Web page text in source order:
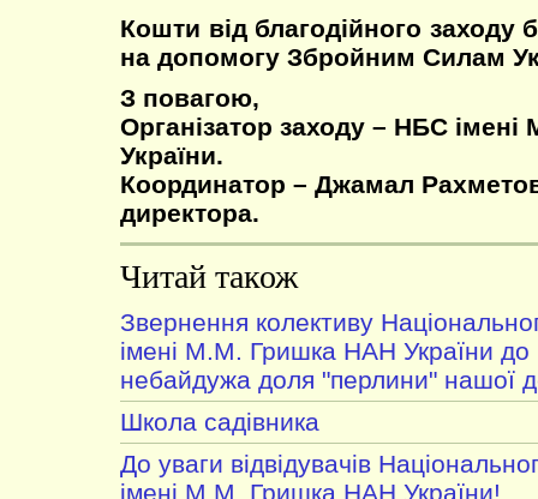
Кошти від благодійного заходу
на допомогу Збройним Силам
З повагою,
Організатор заходу – НБС
України.
Координатор – Джамал
директора.
Читай також
Звернення колективу
імені М.М. Гришка НАН України до
небайдужа доля "перлини" нашої
Школа садівника
До уваги відвідувачів
імені М.М. Гришка НАН України!